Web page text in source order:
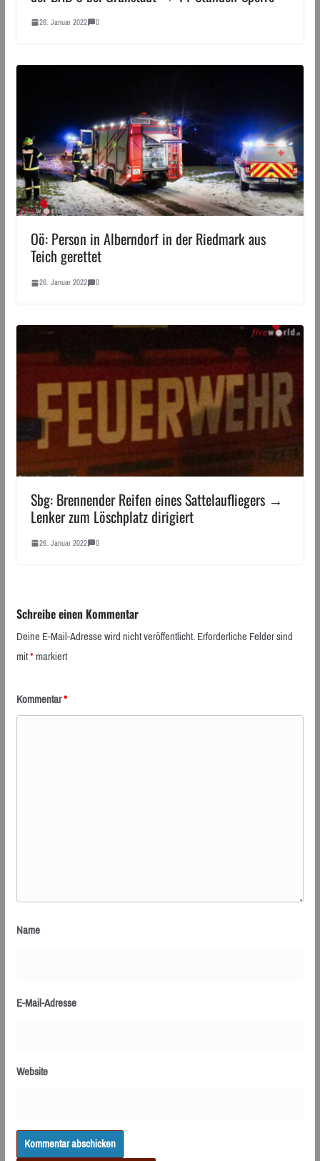
26. Januar 2022 0
Oö: Person in Alberndorf in der Riedmark aus
Teich gerettet
26. Januar 2022 0
Sbg: Brennender Reifen eines Sattelaufliegers →
Lenker zum Löschplatz dirigiert
26. Januar 2022 0
Schreibe einen Kommentar
Deine E-Mail-Adresse wird nicht veröffentlicht.Erforderliche Felder sind
mit*markiert
Kommentar*
Name
E-Mail-Adresse
Website